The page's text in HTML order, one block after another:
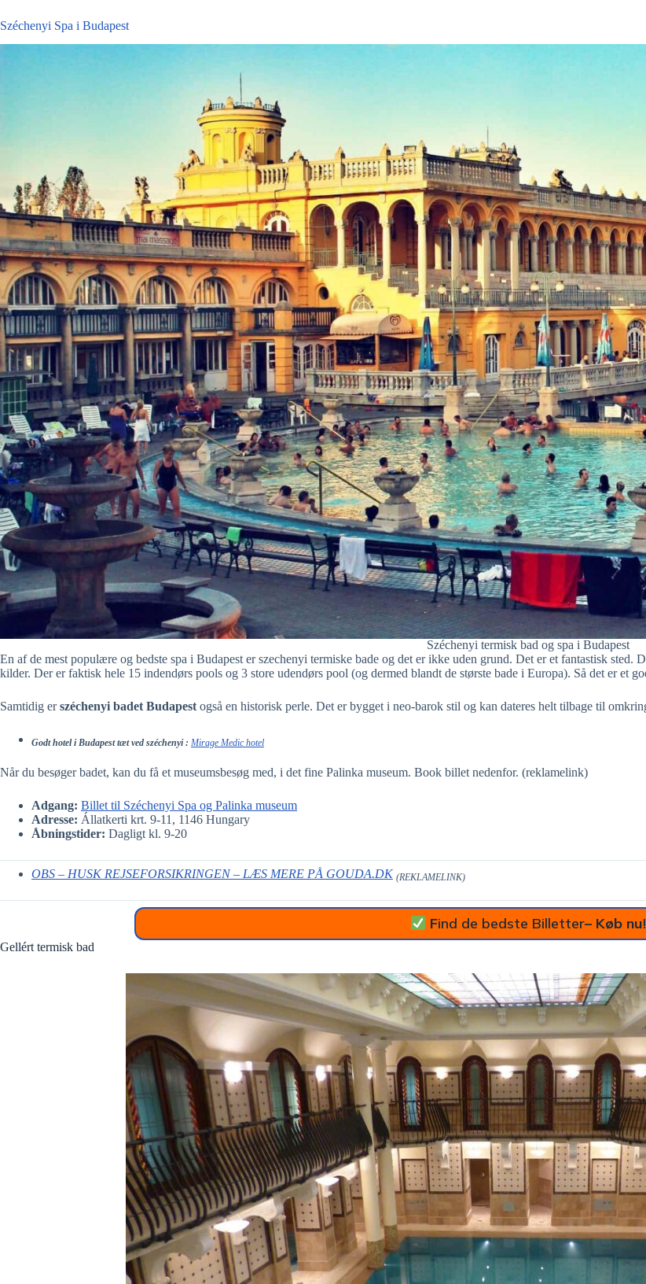
Széchenyi Spa i Budapest
Széchenyi termisk bad og spa i Budapest
En af de mest populære og bedste spa i Budapest er szechenyi termiske bade og det er ikke uden grund. Det er et fantastisk sted.
kilder. Der er faktisk hele 15 indendørs pools og 3 store udendørs pool (og dermed blandt de største bade i Europa). Så det er et
Samtidig erszéchenyi badet Budapest også en historisk perle. Det er bygget i neo-barok stil og kan dateres helt tilbage til
Godt hotel i Budapest tæt ved széchenyi: Mirage Medic hotel
Når du besøger badet, kan du få et museumsbesøg med, i det fine Palinka museum. Book billet nedenfor. (reklamelink)
Adgang: Billet til Széchenyi Spa og Palinka museum
Adresse: Állatkerti krt. 9-11, 1146 Hungary
Åbningstider: Dagligt kl. 9-20
OBS – HUSK REJSEFORSIKRINGEN – LÆS MERE PÅ GOUDA.DK (REKLAMELINK)
Find de bedste Billetter– Køb nu!
Gellért termisk bad